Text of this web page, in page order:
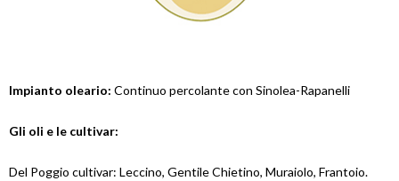
Impianto oleario: Continuo percolante con Sinolea-Rapanelli
Gli oli e le cultivar:
Del Poggio cultivar: Leccino, Gentile Chietino, Muraiolo, Frantoio.